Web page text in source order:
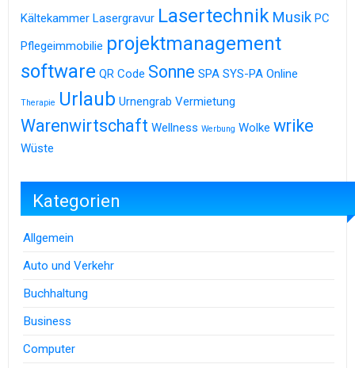
Kältekammer Lasergravur Lasertechnik Musik PC
Pflegeimmobilie projektmanagement
software QR Code Sonne SPA SYS-PA Online
Therapie Urlaub Urnengrab Vermietung
Warenwirtschaft Wellness Werbung Wolke wrike
Wüste
Kategorien
Allgemein
Auto und Verkehr
Buchhaltung
Business
Computer